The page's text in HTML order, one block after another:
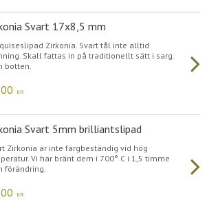
Svart 17x8,5 mm
Zirkonia. Svart tål inte alltid
Skall fattas in på traditionellt sätt i sarg.
botten.
KR
Svart 5mm brilliantslipad
Zirkonia är inte färgbeständig vid hög
Vi har bränt dem i 700° C i 1,5 timme
förändring.
KR